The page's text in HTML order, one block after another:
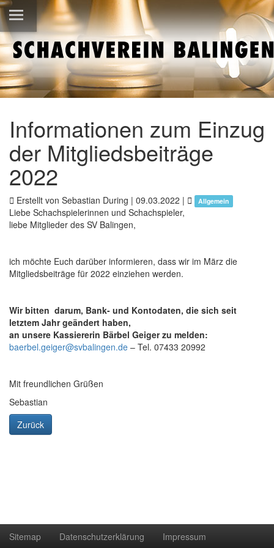
Informationen zum Einzug
der Mitgliedsbeiträge
2022
Erstellt von Sebastian During | 09.03.2022 | Allgemein
Liebe Schachspielerinnen und Schachspieler,
liebe Mitglieder des SV Balingen,
ich möchte Euch darüber informieren, dass wir im März die
Mitgliedsbeiträge für 2022 einziehen werden.
Wir bitten darum, Bank- und Kontodaten, die sich seit
letztem Jahr geändert haben,
an unsere Kassiererin Bärbel Geiger zu melden:
baerbel.geiger@svbalingen.de – Tel. 07433 20992
Mit freundlichen Grüßen
Sebastian
Zurück
Sitemap Datenschutzerklärung Impressum